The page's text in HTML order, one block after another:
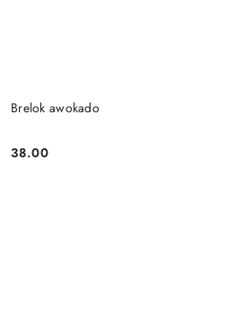
Brelok awokado
Cena:
38.00